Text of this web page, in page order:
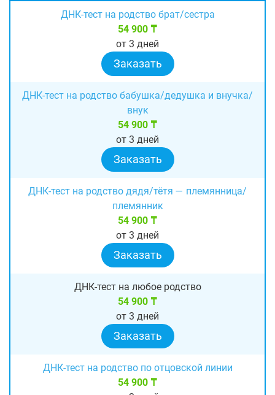
ДНК-тест на родство брат/сестра
54 900 ₸
от 3 дней
Заказать
ДНК-тест на родство бабушка/дедушка и внучка/
внук
54 900 ₸
от 3 дней
Заказать
ДНК-тест на родство дядя/тётя — племянница/
племянник
54 900 ₸
от 3 дней
Заказать
ДНК-тест на любое родство
54 900 ₸
от 3 дней
Заказать
ДНК-тест на родство по отцовской линии
54 900 ₸